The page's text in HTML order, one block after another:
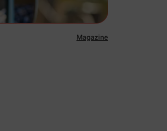
Magazine